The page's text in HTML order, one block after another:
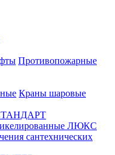
Противопожарные
Краны шаровые
ЛЮКС
сантехнических